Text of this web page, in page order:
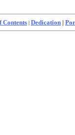
Contents | Dedication |